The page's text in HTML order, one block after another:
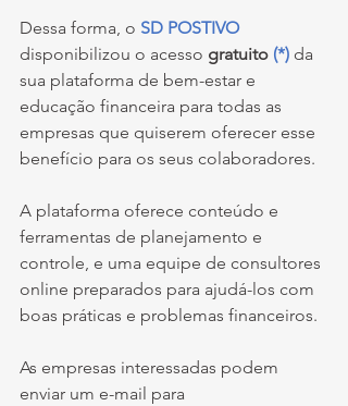
Dessa forma, o SD POSTIVO
disponibilizou o acesso gratuito (*) da
sua plataforma de bem-estar e
educação financeira para todas as
empresas que quiserem oferecer esse
benefício para os seus colaboradores.
A plataforma oferece conteúdo e
ferramentas de planejamento e
controle, e uma equipe de consultores
online preparados para ajudá-los com
boas práticas e problemas financeiros.
As empresas interessadas podem
enviar um e-mail para